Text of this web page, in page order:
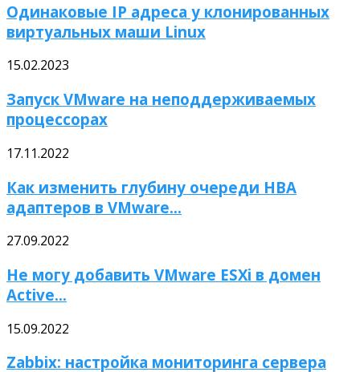
Одинаковые IP адреса у клонированных
виртуальных маши Linux
15.02.2023
Запуск VMware на неподдерживаемых
процессорах
17.11.2022
Как изменить глубину очереди HBA
адаптеров в VMware...
27.09.2022
Не могу добавить VMware ESXi в домен
Active...
15.09.2022
Zabbix: настройка мониторинга сервера